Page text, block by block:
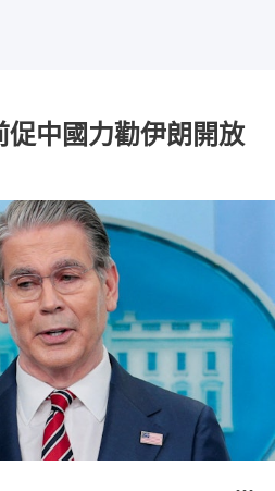
促中國力勸伊朗開放